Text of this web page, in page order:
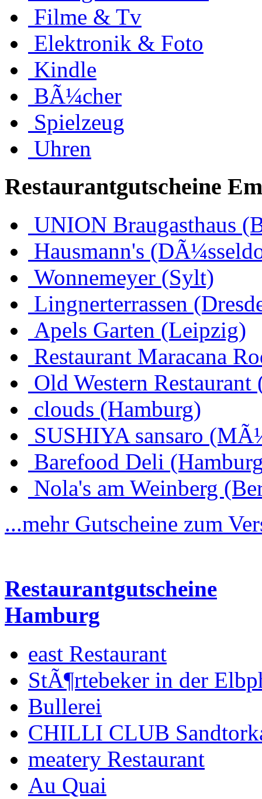
Filme & Tv
Elektronik & Foto
Kindle
BÃ¼cher
Spielzeug
Uhren
Restaurantgutscheine
UNION Braugasthaus
Hausmann's
Wonnemeyer (Sylt)
Lingnerterrassen
Apels Garten (Leipzig)
Restaurant Maracana
Old Western Restaurant
clouds (Hamburg)
SUSHIYA sansaro
Barefood Deli
Nola's am Weinberg
...mehr Gutscheine zum
Restaurantgutscheine
Hamburg
east Restaurant
StÃ¶rtebeker in der
Bullerei
CHILLI CLUB
meatery Restaurant
Au Quai